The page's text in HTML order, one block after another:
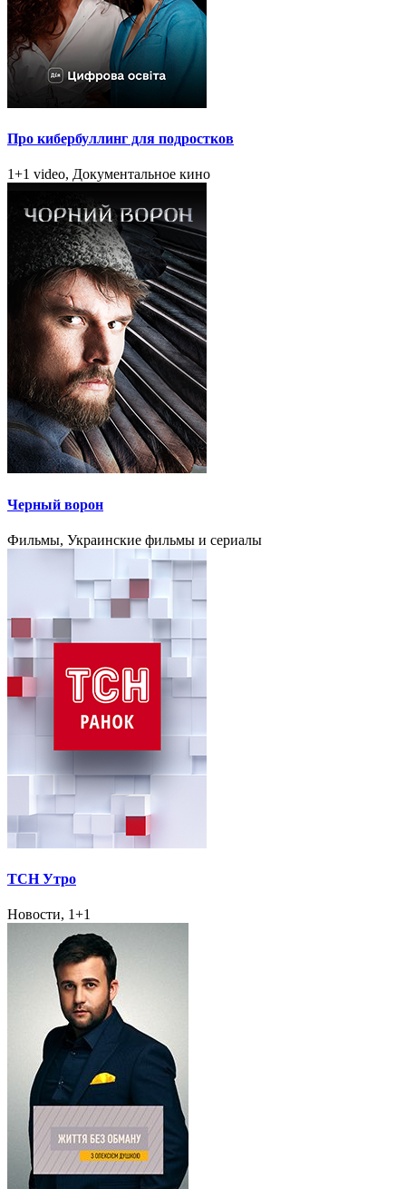
Про кибербуллинг для подростков
1+1 video, Документальное кино
Черный ворон
Фильмы, Украинские фильмы и сериалы
ТСН Утро
Новости, 1+1